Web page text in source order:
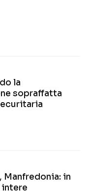
la
sopraffatta
Manfredonia: in
intere